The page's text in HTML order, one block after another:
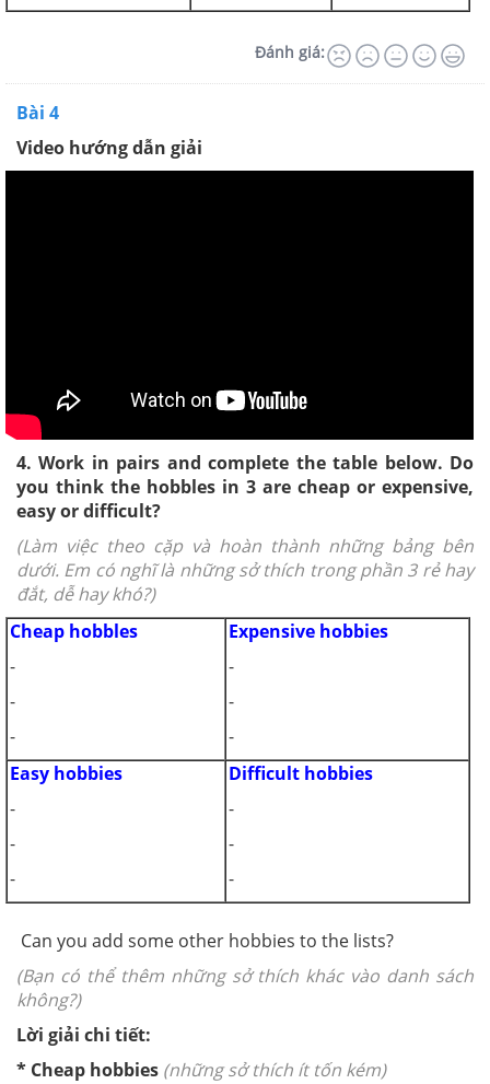
Đánh giá:
Bài 4
Video hướng dẫn giải
4. Work in pairs and complete the table below. Do
you think the hobbles in 3 are cheap or expensive,
easy or difficult?
(Làm việc theo cặp và hoàn thành những bảng bên
dưới. Em có nghĩ là những sở thích trong phần 3 rẻ hay
đắt, dễ hay khó?)
Cheap hobbles
-
-
-
Expensive hobbies
-
-
-
Easy hobbies
-
-
-
Difficult hobbies
-
-
-
Can you add some other hobbies to the lists?
(Bạn có thể thêm những sở thích khác vào danh sách
không?)
Lời giải chi tiết:
* Cheap hobbies (những sở thích ít tốn kém)